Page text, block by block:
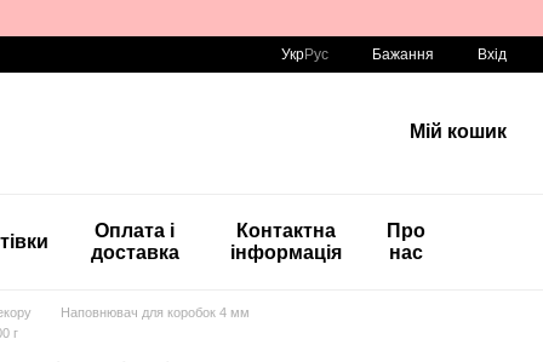
УкрРус Бажання Вхід
Мій кошик
Оплата і
доставка
Контактна
інформація
Про
нас
Наповнювач для коробок 4 мм
г